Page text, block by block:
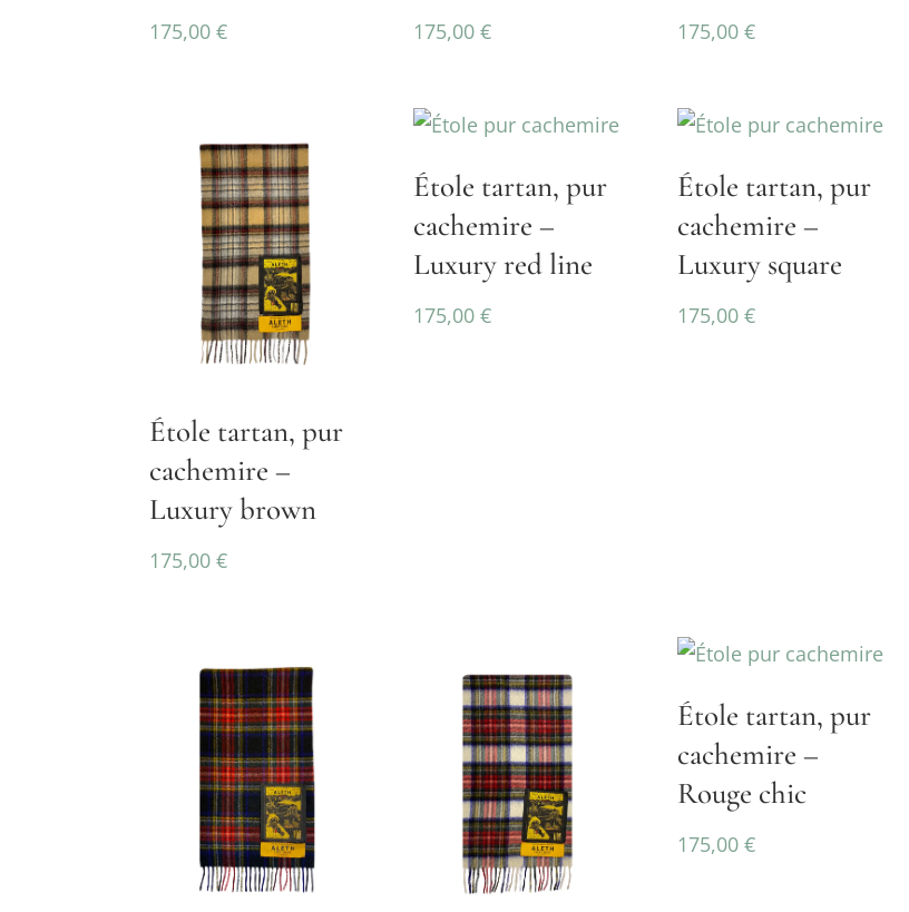
175,00€ 175,00€ 175,00€
Étole tartan, pur
cachemire –
Luxury brown
175,00€
Étole tartan, pur
cachemire –
Luxury red line
175,00€
Étole tartan, pur
cachemire –
Luxury square
175,00€
Étole tartan, pur
cachemire –
Rouge chic
175,00€